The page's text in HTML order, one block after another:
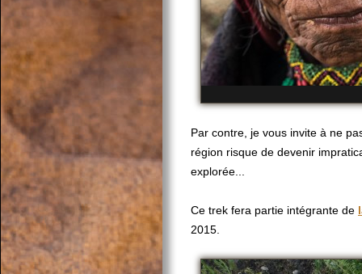
Par contre, je vous invite à ne
région risque de devenir
explorée...
Ce trek fera partie intégrante de
2015.